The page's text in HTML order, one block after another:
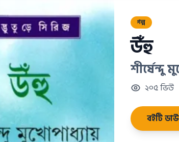
গল্প
উঁহু
শীর্ষেন্দু
২০৫ ভিউ
বইটি